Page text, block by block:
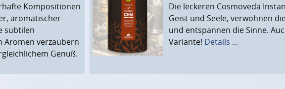
Kompositionen
aromatischer
subtilen
Aromen verzaubern
Genuß.
Die leckeren Cosmoveda
Geist und Seele, verwöhnen
und entspannen die Sinne.
Variante! Details ...